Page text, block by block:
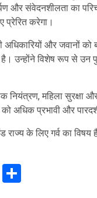
और संवेदनशीलता का
करेगा।
और जवानों को
उन्होंने विशेष रूप से उन
महिला सुरक्षा
प्रभावी और
के लिए गर्व का